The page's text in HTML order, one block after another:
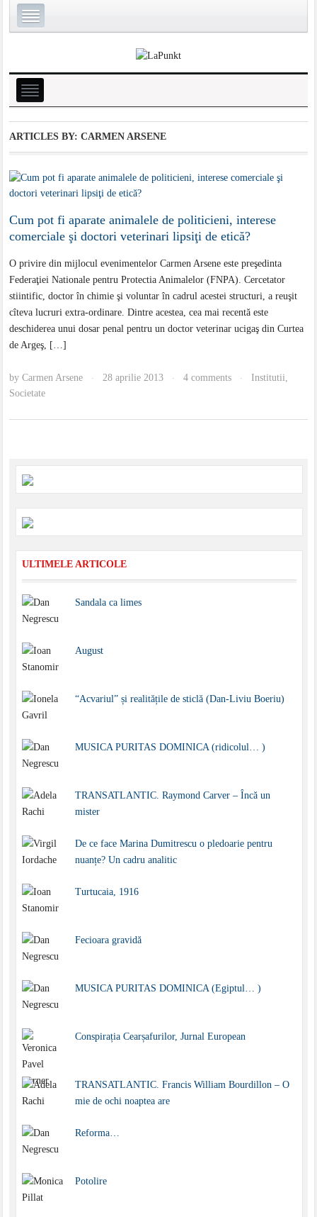
ARTICLES BY: CARMEN ARSENE
Cum pot fi aparate animalele de politicieni, interese
comerciale şi doctori veterinari lipsiţi de etică?
O privire din mijlocul evenimentelor Carmen Arsene este preşedinta
Federaţiei Nationale pentru Protectia Animalelor (FNPA). Cercetator
stiintific, doctor în chimie şi voluntar în cadrul acestei structuri, a reuşit
cîteva lucruri extra-ordinare. Dintre acestea, cea mai recentă este
deschiderea unui dosar penal pentru un doctor veterinar ucigaş din Curtea
de Argeş, […]
byCarmen Arsene · 28 aprilie 2013 · 4 comments · Institutii,
Societate
ULTIMELE ARTICOLE
Sandala ca limes
August
“Acvariul” și realitățile de sticlă (Dan-Liviu Boeriu)
MUSICA PURITAS DOMINICA (ridicolul… )
TRANSATLANTIC. Raymond Carver – Încă un
mister
De ce face Marina Dumitrescu o pledoarie pentru
nuanțe? Un cadru analitic
Turtucaia, 1916
Fecioara gravidă
MUSICA PURITAS DOMINICA (Egiptul… )
Conspirația Cearșafurilor, Jurnal European
TRANSATLANTIC. Francis William Bourdillon – O
mie de ochi noaptea are
Reforma…
Potolire